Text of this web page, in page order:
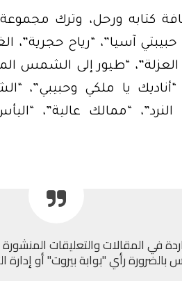
كتابه ورحل، وترك مجموعة
آسيا”، “رياح حجرية”،
“طيور إلى الشمس
“أناديك يا ملكي وحبيبي”،
النرد”، “ممالك عالية”،
في المقالات والتعليقات
رأي "بوابة بيروت" أو إدارة